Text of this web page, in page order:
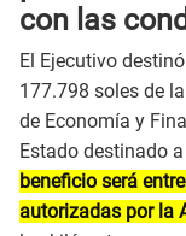
con las
El Ejecutivo
177.798 soles de
de Economía y
Estado destinado
beneficio será
autorizadas por la